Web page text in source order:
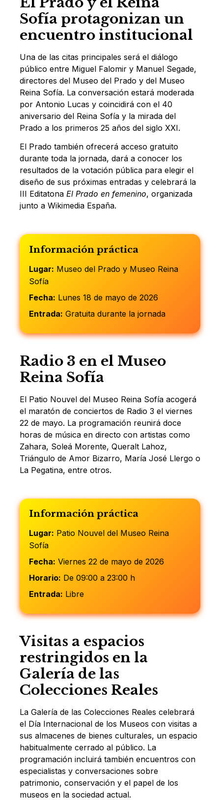
Sofía protagonizan un
encuentro institucional
Una de las citas principales será el diálogo
público entre Miguel Falomir y Manuel Segade,
directores del Museo del Prado y del Museo
Reina Sofía. La conversación estará moderada
por Antonio Lucas y coincidirá con el 40
aniversario del Reina Sofía y la mirada del
Prado a los primeros 25 años del siglo XXI.
El Prado también ofrecerá acceso gratuito
durante toda la jornada, dará a conocer los
resultados de la votación pública para elegir el
diseño de sus próximas entradas y celebrará la
III Editatona El Prado en femenino, organizada
junto a Wikimedia España.
Información práctica
Lugar: Museo del Prado y Museo Reina
Sofía
Fecha: Lunes 18 de mayo de 2026
Entrada: Gratuita durante la jornada
Radio 3 en el Museo
Reina Sofía
El Patio Nouvel del Museo Reina Sofía acogerá
el maratón de conciertos de Radio 3 el viernes
22 de mayo. La programación reunirá doce
horas de música en directo con artistas como
Zahara, Soleá Morente, Queralt Lahoz,
Triángulo de Amor Bizarro, María José Llergo o
La Pegatina, entre otros.
Información práctica
Lugar: Patio Nouvel del Museo Reina
Sofía
Fecha: Viernes 22 de mayo de 2026
Horario: De 09:00 a 23:00 h
Entrada: Libre
Visitas a espacios
restringidos en la
Galería de las
Colecciones Reales
La Galería de las Colecciones Reales celebrará
el Día Internacional de los Museos con visitas a
sus almacenes de bienes culturales, un espacio
habitualmente cerrado al público. La
programación incluirá también encuentros con
especialistas y conversaciones sobre
patrimonio, conservación y el papel de los
museos en la sociedad actual.